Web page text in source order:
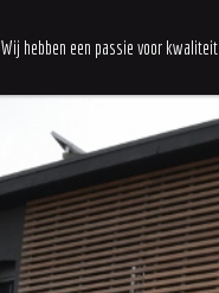
Wij hebben een passie voor kwaliteit